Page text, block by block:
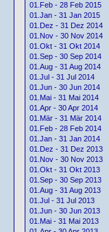
01.Feb - 28 Feb 2015
01.Jan - 31 Jan 2015
01.Dez - 31 Dez 2014
01.Nov - 30 Nov 2014
01.Okt - 31 Okt 2014
01.Sep - 30 Sep 2014
01.Aug - 31 Aug 2014
01.Jul - 31 Jul 2014
01.Jun - 30 Jun 2014
01.Mai - 31 Mai 2014
01.Apr - 30 Apr 2014
01.Mär - 31 Mär 2014
01.Feb - 28 Feb 2014
01.Jan - 31 Jan 2014
01.Dez - 31 Dez 2013
01.Nov - 30 Nov 2013
01.Okt - 31 Okt 2013
01.Sep - 30 Sep 2013
01.Aug - 31 Aug 2013
01.Jul - 31 Jul 2013
01.Jun - 30 Jun 2013
01.Mai - 31 Mai 2013